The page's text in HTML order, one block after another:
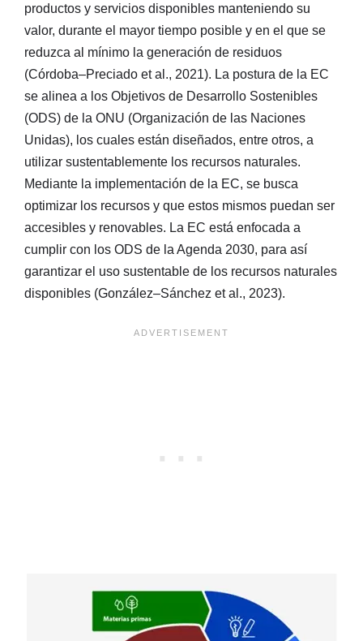
productos y servicios disponibles manteniendo su
valor, durante el mayor tiempo posible y en el que se
reduzca al mínimo la generación de residuos
(Córdoba–Preciado et al., 2021). La postura de la EC
se alinea a los Objetivos de Desarrollo Sostenibles
(ODS) de la ONU (Organización de las Naciones
Unidas), los cuales están diseñados, entre otros, a
utilizar sustentablemente los recursos naturales.
Mediante la implementación de la EC, se busca
optimizar los recursos y que estos mismos puedan ser
accesibles y renovables. La EC está enfocada a
cumplir con los ODS de la Agenda 2030, para así
garantizar el uso sustentable de los recursos naturales
disponibles (González–Sánchez et al., 2023).